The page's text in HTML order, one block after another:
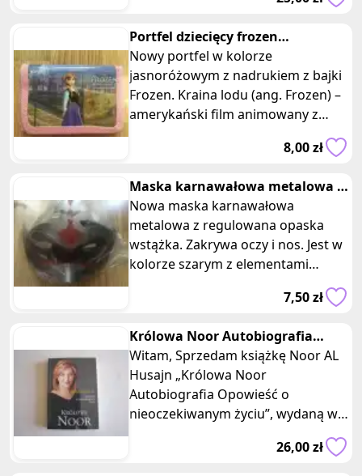
Portfel dziecięcy frozen
jasnoróżowy
Nowy portfel w kolorze
jasnoróżowym z nadrukiem z bajki
Frozen. Kraina lodu (ang. Frozen) –
amerykański film animowany z
2013, wyprodukowany przez Walt
8,00 zł
Maska karnawałowa metalowa z
wstążka na oczy i nos szara
Nowa maska karnawałowa
metalowa z regulowana opaska
wstążka. Zakrywa oczy i nos. Jest w
kolorze szarym z elementami
brokatowymi. Wymiary: 19 x 12 cm.
7,50 zł
Królowa Noor Autobiografia
Opowieść o nieoczekiwanym
życiu
Witam, Sprzedam książkę Noor AL
Husajn „Królowa Noor
Autobiografia Opowieść o
nieoczekiwanym życiu”, wydaną w
26,00 zł